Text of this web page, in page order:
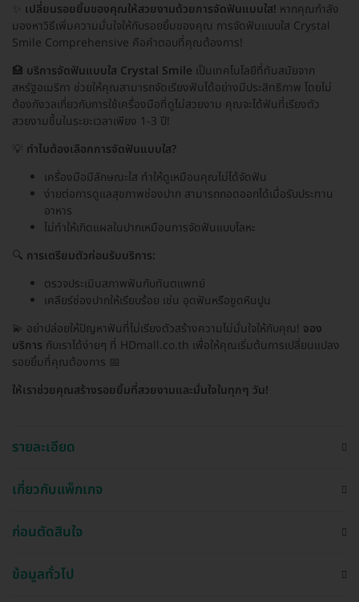
เปลี่ยนรอยยิ้มของคุณให้สวยงามด้วยการจัดฟันแบบใส! หากคุณกำลัง
มองหาวิธีเพิ่มความมั่นใจให้กับรอยยิ้มของคุณ การจัดฟันแบบใส Crystal
Smile Comprehensive คือคำตอบที่คุณต้องการ!
🏥 บริการจัดฟันแบบใส Crystal Smile เป็นเทคโนโลยีที่ทันสมัยจาก
สหรัฐอเมริกา ช่วยให้คุณสามารถจัดเรียงฟันได้อย่างมีประสิทธิภาพ โดยไม่
ต้องกังวลเกี่ยวกับการใช้เครื่องมือที่ดูไม่สวยงาม คุณจะได้ฟันที่เรียงตัว
สวยงามขึ้นในระยะเวลาเพียง 1-3 ปี!
💡 ทำไมต้องเลือกการจัดฟันแบบใส?
เครื่องมือมีลักษณะใส ทำให้ดูเหมือนคุณไม่ได้จัดฟัน
ง่ายต่อการดูแลสุขภาพช่องปาก สามารถถอดออกได้เมื่อรับประทาน
อาหาร
ไม่ทำให้เกิดแผลในปากเหมือนการจัดฟันแบบโลหะ
🔍 การเตรียมตัวก่อนรับบริการ:
ตรวจประเมินสภาพฟันกับทันตแพทย์
เคลียร์ช่องปากให้เรียบร้อย เช่น อุดฟันหรือขูดหินปูน
💫 อย่าปล่อยให้ปัญหาฟันที่ไม่เรียงตัวสร้างความไม่มั่นใจให้กับคุณ! จอง
บริการ กับเราได้ง่ายๆ ที่ HDmall.co.th เพื่อให้คุณเริ่มต้นการเปลี่ยนแปลง
รอยยิ้มที่คุณต้องการ 📅
ให้เราช่วยคุณสร้างรอยยิ้มที่สวยงามและมั่นใจในทุกๆ วัน!
รายละเอียด
เกี่ยวกับแพ็กเกจ
ก่อนตัดสินใจ
ข้อมูลทั่วไป